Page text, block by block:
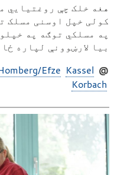
هغه خلک چې روغتیايي
کولی خپل اوسنی مسلک
په مسلکي توګه په
بیا لارښوونې لپاره
@
Efze Kassel
Korbach